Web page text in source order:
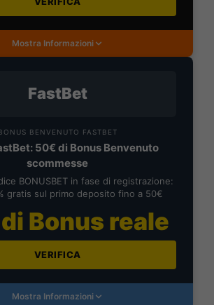
Mostra Informazioni
FastBet
BENVENUTO FASTBET
50€ di Bonus Benvenuto
scommesse
BONUSBET in fase di registrazione:
gratis sul primo deposito fino a 50€
Bonus reale
VERIFICA
Mostra Informazioni